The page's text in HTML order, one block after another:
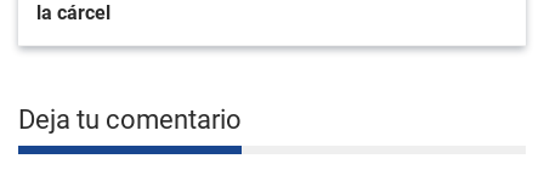
la cárcel
Deja tu comentario